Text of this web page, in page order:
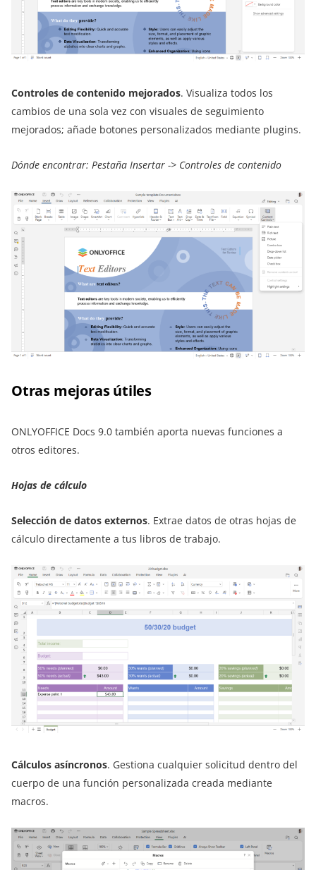
Controles de contenido mejorados. Visualiza todos los
cambios de una sola vez con visuales de seguimiento
mejorados; añade botones personalizados mediante plugins.
Dónde encontrar: Pestaña Insertar -> Controles de contenido
Otras mejoras útiles
ONLYOFFICE Docs 9.0 también aporta nuevas funciones a
otros editores.
Hojas de cálculo
Selección de datos externos. Extrae datos de otras hojas de
cálculo directamente a tus libros de trabajo.
Cálculos asíncronos. Gestiona cualquier solicitud dentro del
cuerpo de una función personalizada creada mediante
macros.